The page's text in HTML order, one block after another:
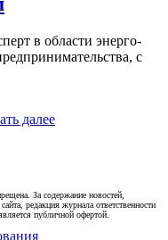
в области энерго-
с
далее
За содержание новостей,
редакция журнала ответственности
публичной офертой.